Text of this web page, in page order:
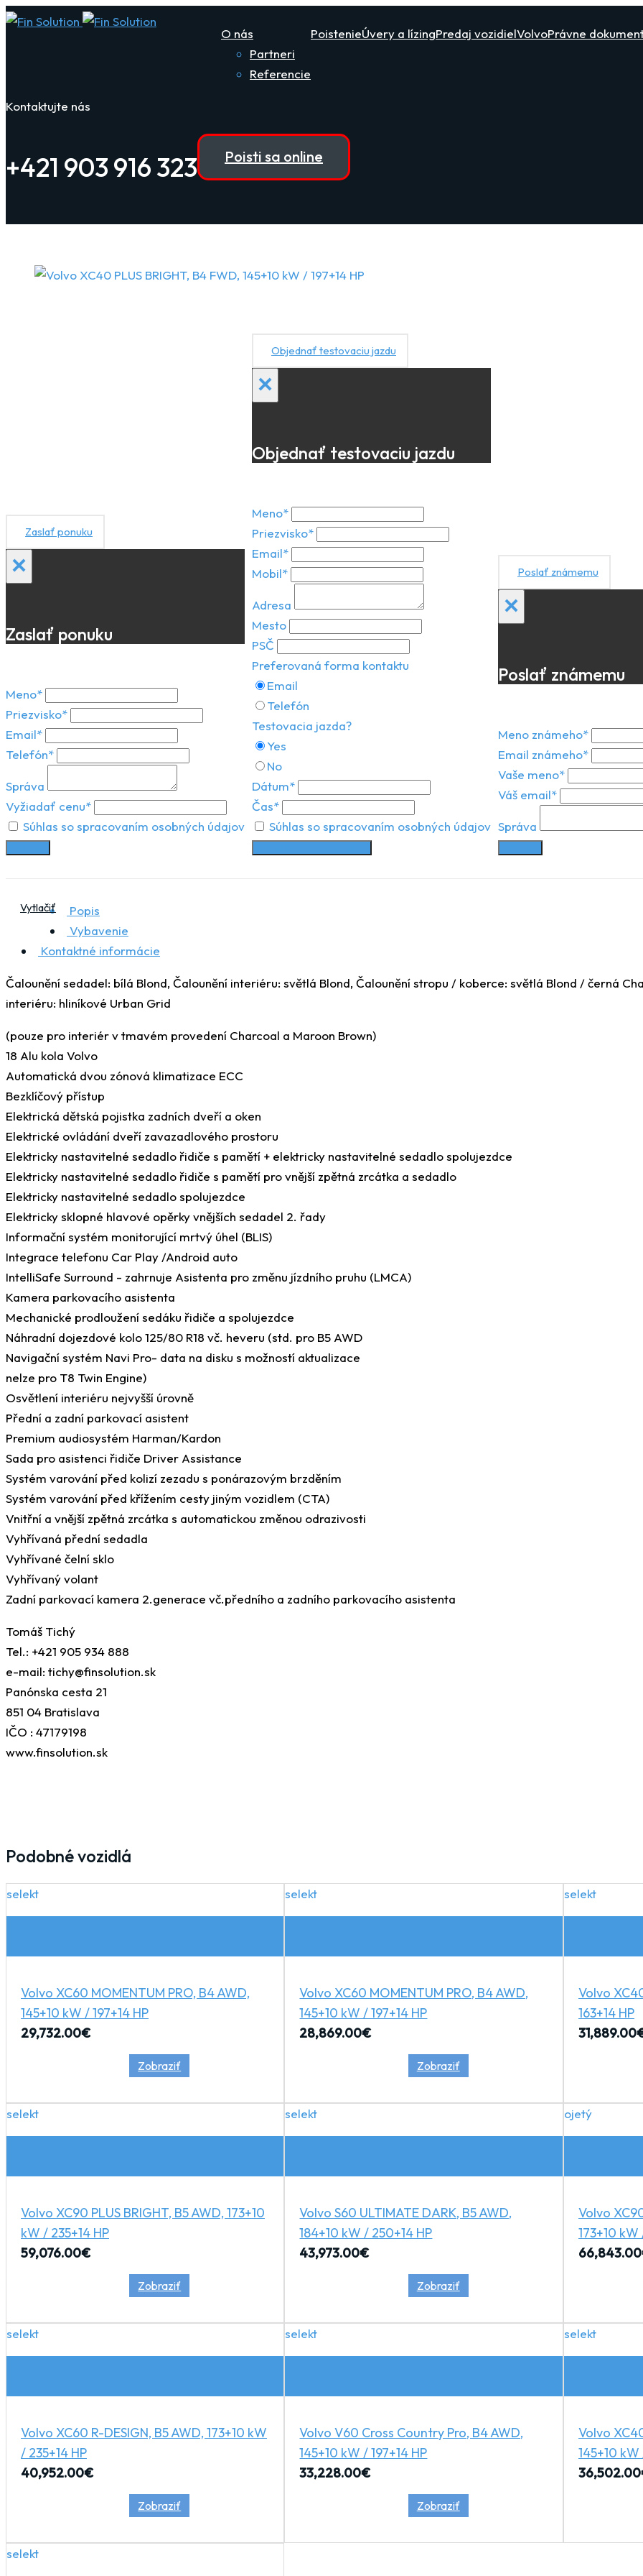
O nás
Partneri
Referencie
PoistenieÚvery a lízingPredaj vozidielVolvoPrávne
Kontaktujte nás
+421 903 916 323 Poisti sa online
Zaslať ponuku
×
Zaslať ponuku
Meno*
Priezvisko*
Email*
Telefón*
Správa
Vyžiadať cenu*
Súhlas so spracovaním osobných údajov
Objednať testovaciu jazdu
×
Objednať testovaciu jazdu
Meno*
Priezvisko*
Email*
Mobil*
Adresa
Mesto
PSČ
Preferovaná forma kontaktu
Email
Telefón
Testovacia jazda?
Yes
No
Dátum*
Čas*
Súhlas so spracovaním osobných údajov
Poslať známemu
×
Poslať známemu
Meno známeho*
Email známeho*
Vaše meno*
Váš email*
Správa
Vytlačiť
Popis
Vybavenie
Kontaktné informácie
Čalounění sedadel: bílá Blond, Čalounění interiéru: světlá Blond, Čalounění stropu / koberce: světlá Blond / černá
interiéru: hliníkové Urban Grid
(pouze pro interiér v tmavém provedení Charcoal a Maroon Brown)
18 Alu kola Volvo
Automatická dvou zónová klimatizace ECC
Bezklíčový přístup
Elektrická dětská pojistka zadních dveří a oken
Elektrické ovládání dveří zavazadlového prostoru
Elektricky nastavitelné sedadlo řidiče s pamětí + elektricky nastavitelné sedadlo spolujezdce
Elektricky nastavitelné sedadlo řidiče s pamětí pro vnější zpětná zrcátka a sedadlo
Elektricky nastavitelné sedadlo spolujezdce
Elektricky sklopné hlavové opěrky vnějších sedadel 2. řady
Informační systém monitorující mrtvý úhel (BLIS)
Integrace telefonu Car Play /Android auto
IntelliSafe Surround - zahrnuje Asistenta pro změnu jízdního pruhu (LMCA)
Kamera parkovacího asistenta
Mechanické prodloužení sedáku řidiče a spolujezdce
Náhradní dojezdové kolo 125/80 R18 vč. heveru (std. pro B5 AWD
Navigační systém Navi Pro- data na disku s možností aktualizace
nelze pro T8 Twin Engine)
Osvětlení interiéru nejvyšší úrovně
Přední a zadní parkovací asistent
Premium audiosystém Harman/Kardon
Sada pro asistenci řidiče Driver Assistance
Systém varování před kolizí zezadu s ponárazovým brzděním
Systém varování před křížením cesty jiným vozidlem (CTA)
Vnitřní a vnější zpětná zrcátka s automatickou změnou odrazivosti
Vyhřívaná přední sedadla
Vyhřívané čelní sklo
Vyhřívaný volant
Zadní parkovací kamera 2.generace vč.předního a zadního parkovacího asistenta
Tomáš Tichý
Tel.: +421 905 934 888
e-mail: tichy@finsolution.sk
Panónska cesta 21
851 04 Bratislava
IČO : 47179198
www.finsolution.sk
Podobné vozidlá
selekt
Volvo XC60 MOMENTUM PRO, B4 AWD,
145+10 kW / 197+14 HP
29,732.00€
Zobraziť
selekt
Volvo XC60 MOMENTUM PRO, B4 AWD,
145+10 kW / 197+14 HP
28,869.00€
Zobraziť
selekt
Volvo
163+14 HP
31,889.00
selekt
Volvo XC90 PLUS BRIGHT, B5 AWD, 173+10
kW / 235+14 HP
59,076.00€
Zobraziť
selekt
Volvo S60 ULTIMATE DARK, B5 AWD,
184+10 kW / 250+14 HP
43,973.00€
Zobraziť
ojetý
Volvo
173+10 kW
66,843.00
selekt
Volvo XC60 R-DESIGN, B5 AWD, 173+10 kW
/ 235+14 HP
40,952.00€
Zobraziť
selekt
Volvo V60 Cross Country Pro, B4 AWD,
145+10 kW / 197+14 HP
33,228.00€
Zobraziť
selekt
Volvo
145+10 kW
36,502.00
selekt